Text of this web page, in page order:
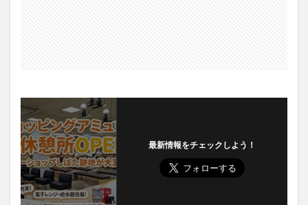
最新情報をチェックしよう！